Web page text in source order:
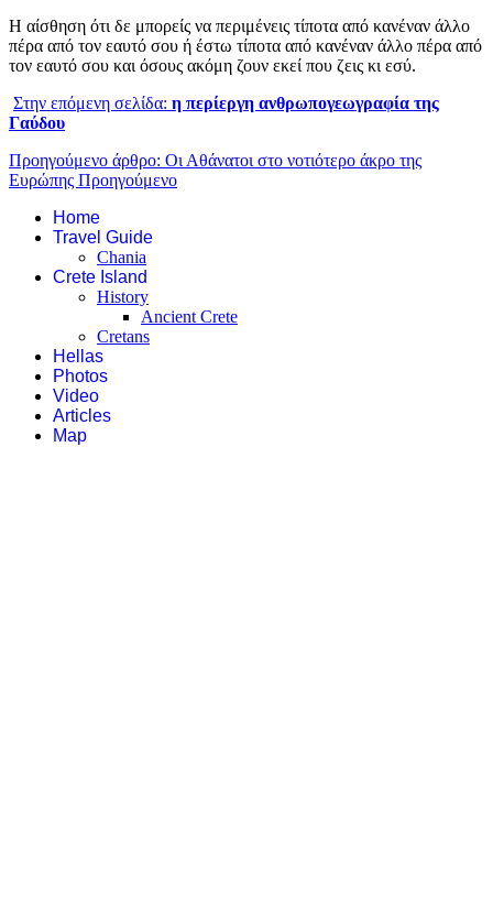
Η αίσθηση ότι δε μπορείς να περιμένεις τίποτα από κανέναν άλλο
πέρα από τον εαυτό σου ή έστω τίποτα από κανέναν άλλο πέρα από
τον εαυτό σου και όσους ακόμη ζουν εκεί που ζεις κι εσύ.
Στην επόμενη σελίδα: η περίεργη ανθρωπογεωγραφία της
Γαύδου
Προηγούμενο άρθρο: Οι Αθάνατοι στο νοτιότερο άκρο της
Ευρώπης Προηγούμενο
Home
Travel Guide
Chania
Crete Island
History
Ancient Crete
Cretans
Hellas
Photos
Video
Articles
Map